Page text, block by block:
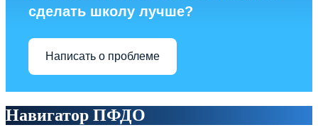
сделать школу лучше?
Написать о проблеме
Навигатор ПФДО